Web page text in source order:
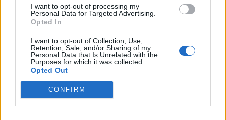
I want to opt-out of processing my
Personal Data for Targeted Advertising.
Opted In
I want to opt-out of Collection, Use,
Retention, Sale, and/or Sharing of my
Personal Data that Is Unrelated with the
Purposes for which it was collected.
Opted Out
CONFIRM
Kriminalai
Traukia it bites prie
medaus: kurorte vėl
ištuštino žaidimų
automatus
Kriminalai
Paramediko nužudymo